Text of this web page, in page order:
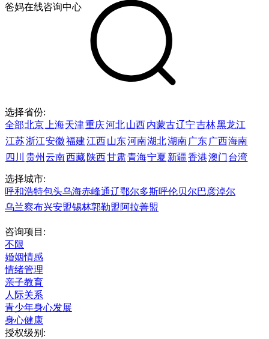
爸妈在线咨询中心
选择省份:
全部北京 上海天津重庆河北山西内蒙古辽宁吉林黑龙江
江苏浙江安徽福建江西山东河南湖北湖南 广东 广西海南
四川
贵州 云南西藏 陕西甘肃青海宁夏 新疆香港澳门 台湾
选择城市:
呼和浩特包头乌海赤峰通辽鄂尔多斯呼伦贝尔巴彦淖尔
乌兰察布兴安盟锡林郭勒盟阿拉善盟
咨询项目:
不限
婚姻情感
情绪管理
亲子教育
人际关系
青少年身心发展
身心健康
授权级别: